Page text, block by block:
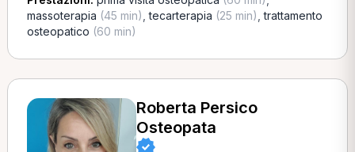
massoterapia (45 min) ,tecarterapia (25 min) ,trattamento
osteopatico (60 min)
Roberta Persico
Osteopata